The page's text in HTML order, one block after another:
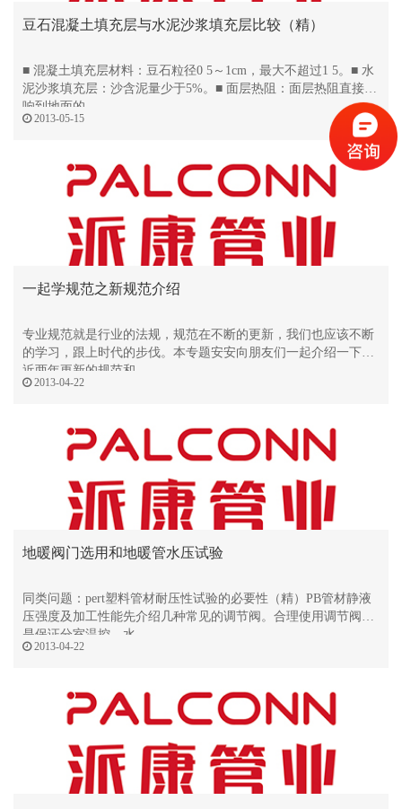
豆石混凝土填充层与水泥沙浆填充层比较（精）
■ 混凝土填充层材料：豆石粒径0 5～1cm，最大不超过1 5。■ 水
泥沙浆填充层：沙含泥量少于5%。■ 面层热阻：面层热阻直接影
响到地面的
2013-05-15
一起学规范之新规范介绍
专业规范就是行业的法规，规范在不断的更新，我们也应该不断
的学习，跟上时代的步伐。本专题安安向朋友们一起介绍一下最
近两年更新的规范和
2013-04-22
地暖阀门选用和地暖管水压试验
同类问题：pert塑料管材耐压性试验的必要性（精）PB管材静液
压强度及加工性能先介绍几种常见的调节阀。合理使用调节阀，
是保证分室温控、水
2013-04-22